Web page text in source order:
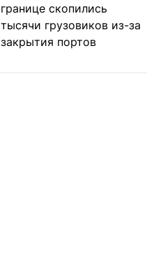
границе скопились
тысячи грузовиков из-за
закрытия портов